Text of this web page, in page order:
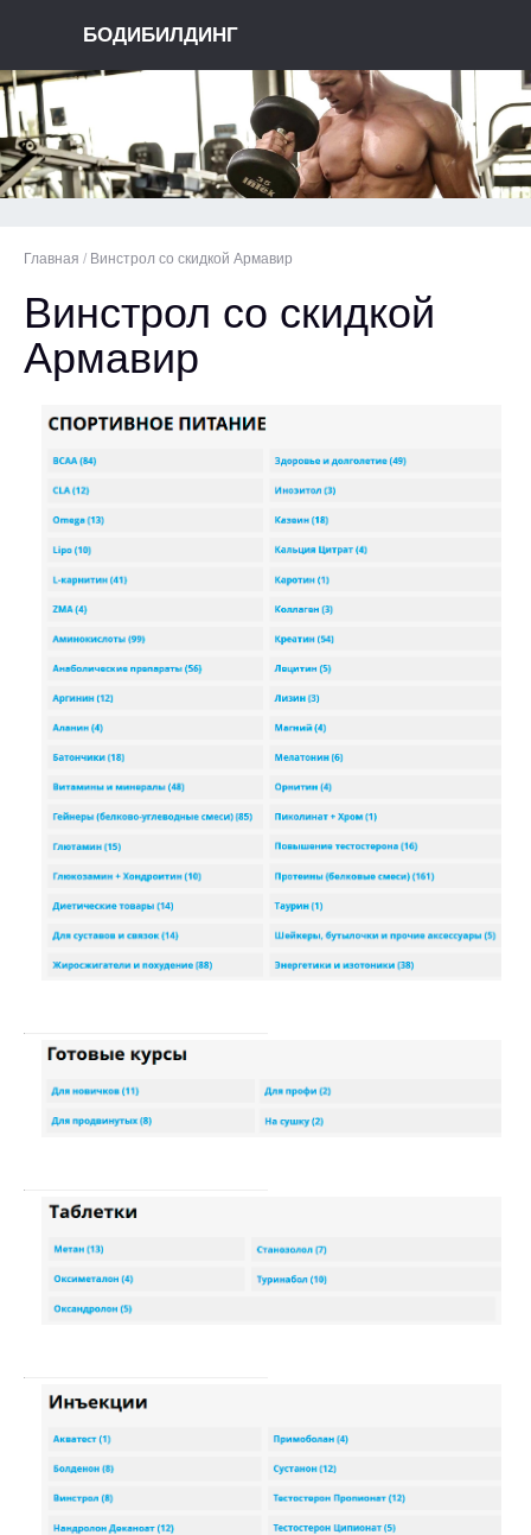
БОДИБИЛДИНГ
Главная / Винстрол со скидкой Армавир
Винстрол со скидкой
Армавир